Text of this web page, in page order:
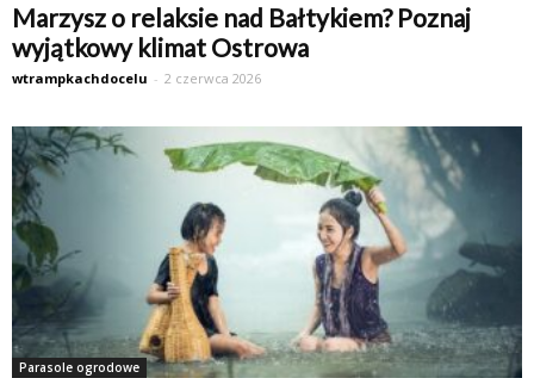
Marzysz o relaksie nad Bałtykiem? Poznaj
wyjątkowy klimat Ostrowa
wtrampkachdocelu - 2 czerwca 2026
Parasole ogrodowe